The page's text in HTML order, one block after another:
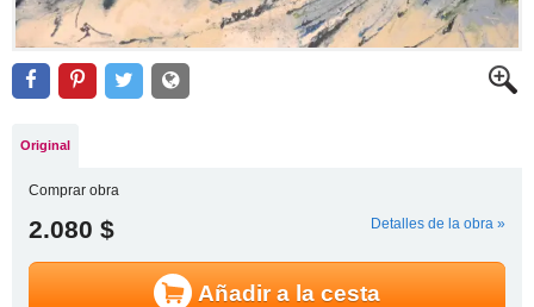
Original
Comprar obra
2.080 $ Detalles de la obra »
Añadir a la cesta